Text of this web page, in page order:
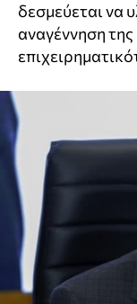
δεσμεύεται να
αναγέννηση